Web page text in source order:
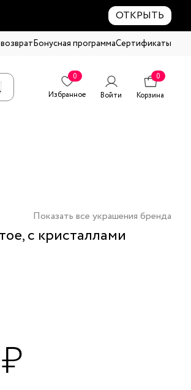
ОТКРЫТЬ
Бонусная программаСертификаты
0
Избранное
Войти
0
Корзина
Показать все украшения бренда
с кристаллами